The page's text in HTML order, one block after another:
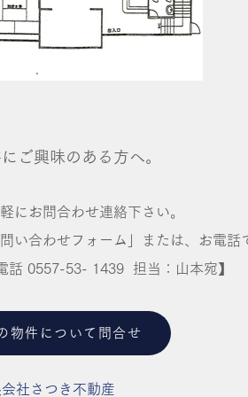
ご興味のある方へ。
にお問合わせ連絡下さい。
い合わせフォーム」または、お電話
話 0557-53- 1439 担当：山本宛】
物件について問合せ
社さつき不動産